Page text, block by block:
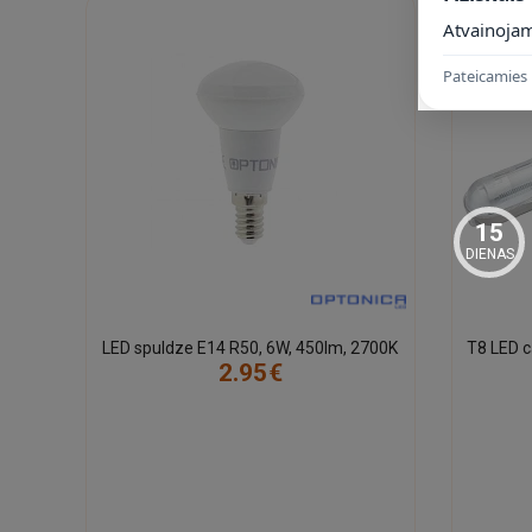
LED spuldze E14 R50, 6W, 450lm, 2700K
2.95€
15
DIENAS